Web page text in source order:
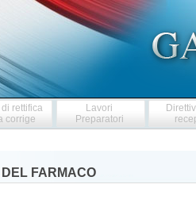
rettifica
corrige
Lavori
Preparatori
FARMACO